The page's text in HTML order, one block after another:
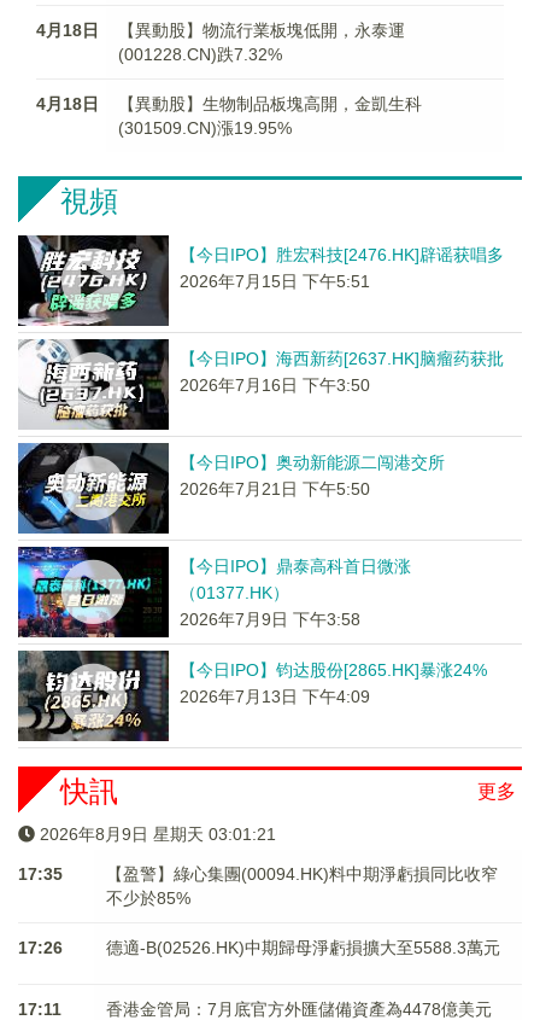
4月18日
【異動股】物流行業板塊低開，永泰運
(001228.CN)跌7.32%
4月18日
【異動股】生物制品板塊高開，金凱生科
(301509.CN)漲19.95%
視頻
【今日IPO】胜宏科技[2476.HK]辟谣获唱多
2026年7月15日 下午5:51
【今日IPO】海西新药[2637.HK]脑瘤药获批
2026年7月16日 下午3:50
【今日IPO】奥动新能源二闯港交所
2026年7月21日 下午5:50
【今日IPO】鼎泰高科首日微涨
（01377.HK）
2026年7月9日 下午3:58
【今日IPO】钧达股份[2865.HK]暴涨24%
2026年7月13日 下午4:09
更多
快訊
2026年8月9日 星期天 03:01:21
17:35
【盈警】綠心集團(00094.HK)料中期淨虧損同比收窄
不少於85%
17:26 德適-B(02526.HK)中期歸母淨虧損擴大至5588.3萬元
17:11 香港金管局：7月底官方外匯儲備資產為4478億美元